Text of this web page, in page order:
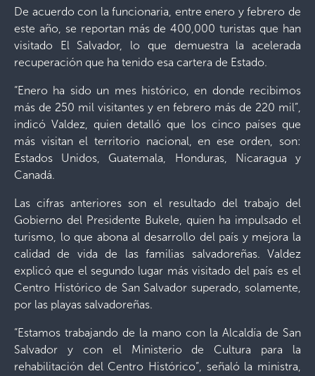
De acuerdo con la funcionaria, entre enero y febrero de
este año, se reportan más de 400,000 turistas que han
visitado El Salvador, lo que demuestra la acelerada
recuperación que ha tenido esa cartera de Estado.
“Enero ha sido un mes histórico, en donde recibimos
más de 250 mil visitantes y en febrero más de 220 mil”,
indicó Valdez, quien detalló que los cinco países que
más visitan el territorio nacional, en ese orden, son:
Estados Unidos, Guatemala, Honduras, Nicaragua y
Canadá.
Las cifras anteriores son el resultado del trabajo del
Gobierno del Presidente Bukele, quien ha impulsado el
turismo, lo que abona al desarrollo del país y mejora la
calidad de vida de las familias salvadoreñas. Valdez
explicó que el segundo lugar más visitado del país es el
Centro Histórico de San Salvador superado, solamente,
por las playas salvadoreñas.
“Estamos trabajando de la mano con la Alcaldía de San
Salvador y con el Ministerio de Cultura para la
rehabilitación del Centro Histórico”, señaló la ministra,